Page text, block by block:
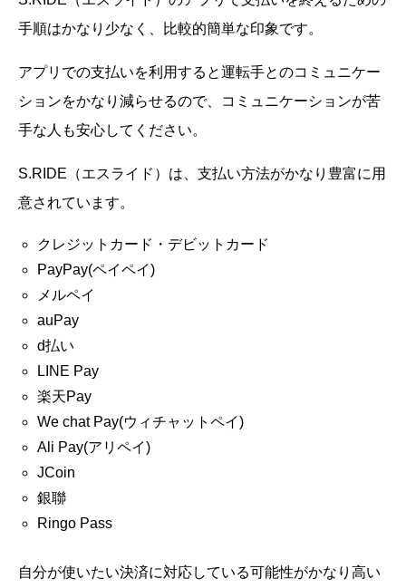
手順はかなり少なく、比較的簡単な印象です。
アプリでの支払いを利用すると運転手とのコミュニケー
ションをかなり減らせるので、コミュニケーションが苦
手な人も安心してください。
S.RIDE（エスライド）は、支払い方法がかなり豊富に用
意されています。
クレジットカード・デビットカード
PayPay(ペイペイ)
メルペイ
auPay
d払い
LINE Pay
楽天Pay
We chat Pay(ウィチャットペイ)
Ali Pay(アリペイ)
JCoin
銀聯
Ringo Pass
自分が使いたい決済に対応している可能性がかなり高い